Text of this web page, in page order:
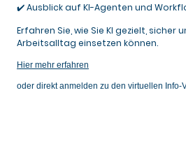
✔️Ausblick auf KI-Agenten und
Erfahren Sie, wie Sie KI gezielt, sicher
Arbeitsalltag einsetzen können.
Hier mehr erfahren
oder direkt anmelden zu den virtuellen Info-